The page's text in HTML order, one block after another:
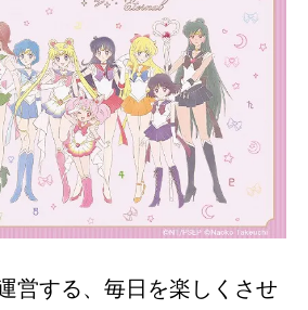
営する、毎日を楽しくさせ